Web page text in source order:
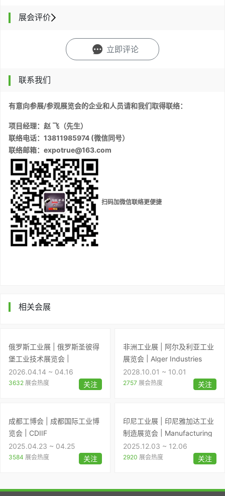
展会评价
立即评论
联系我们
有意向参展/参观展览会的企业和人员请和我们取得联络：
项目经理：赵 飞（先生）
联络电话：13811985974 (微信同号）
联络邮箱：expotrue@163.com
扫码加微信联络更便捷
相关会展
俄罗斯工业展 | 俄罗斯圣彼得
堡工业技术展览会 |
Petersburg Technical Fair
2026.04.14 ~ 04.16
3632 展会热度 关注
非洲工业展 | 阿尔及利亚工业
展览会 | Alger Industries
2028.10.01 ~ 10.01
2757 展会热度 关注
成都工博会 | 成都国际工业博
览会 | CDIIF
2025.04.23 ~ 04.25
3584 展会热度 关注
印尼工业展 | 印尼雅加达工业
制造展览会 | Manufacturing
Indonesia
2025.12.03 ~ 12.06
2920 展会热度 关注